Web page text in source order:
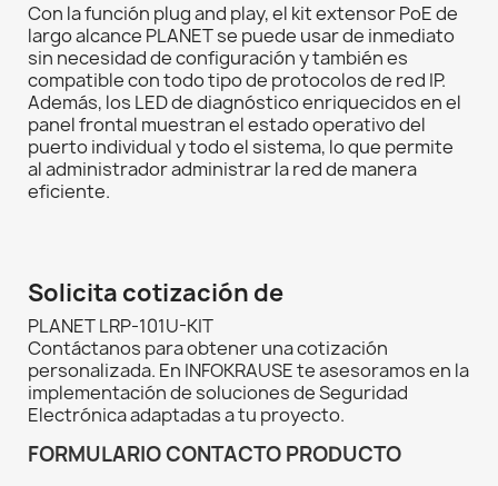
Con la función plug and play, el kit extensor PoE de
largo alcance PLANET se puede usar de inmediato
sin necesidad de configuración y también es
compatible con todo tipo de protocolos de red IP.
Además, los LED de diagnóstico enriquecidos en el
panel frontal muestran el estado operativo del
puerto individual y todo el sistema, lo que permite
al administrador administrar la red de manera
eficiente.
Solicita cotización de
PLANET LRP-101U-KIT
Contáctanos para obtener una cotización
personalizada. En INFOKRAUSE te asesoramos en la
implementación de soluciones de Seguridad
Electrónica adaptadas a tu proyecto.
FORMULARIO CONTACTO PRODUCTO